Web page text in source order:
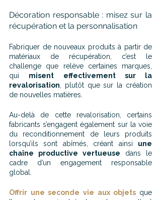
Décoration responsable : misez sur la
récupération et la personnalisation
Fabriquer de nouveaux produits à partir de
matériaux de récupération, c’est le
challenge que relève certaines marques,
qui misent effectivement sur la
revalorisation, plutôt que sur la création
de nouvelles matières.
Au-delà de cette revalorisation, certains
fabricants s’engagent également sur la voie
du reconditionnement de leurs produits
lorsqu’ils sont abîmés, créant ainsi une
chaîne productive vertueuse dans le
cadre d’un engagement responsable
global.
Offrir une seconde vie aux objets que